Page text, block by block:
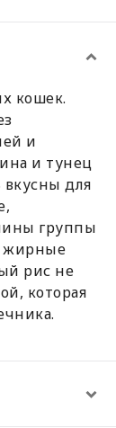
кошек.
и
и тунец
для
группы
жирные
рис не
которая